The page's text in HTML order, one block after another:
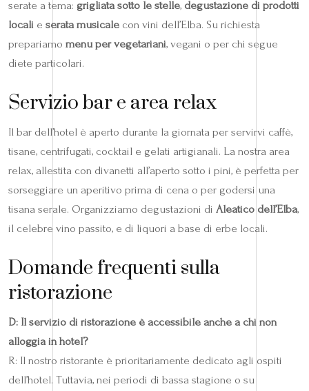
serate a tema: grigliata sotto le stelle, degustazione di prodotti
locali e serata musicale con vini dell’Elba. Su richiesta
prepariamo menu per vegetariani, vegani o per chi segue
diete particolari.
Servizio bar e area relax
Il bar dell’hotel è aperto durante la giornata per servirvi caffè,
tisane, centrifugati, cocktail e gelati artigianali. La nostra area
relax, allestita con divanetti all’aperto sotto i pini, è perfetta per
sorseggiare un aperitivo prima di cena o per godersi una
tisana serale. Organizziamo degustazioni di Aleatico dell’Elba,
il celebre vino passito, e di liquori a base di erbe locali.
Domande frequenti sulla
ristorazione
D: Il servizio di ristorazione è accessibile anche a chi non
alloggia in hotel?
R: Il nostro ristorante è prioritariamente dedicato agli ospiti
dell’hotel. Tuttavia, nei periodi di bassa stagione o su